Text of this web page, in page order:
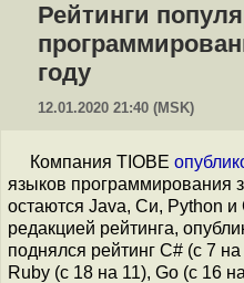
Рейтинги
году
12.01.2020 21:40 (MSK)
Компания TIOBE
языков программирования
остаются Java, Си, Python
редакцией рейтинга,
поднялся рейтинг C# (с 7
Ruby (с 18 на 11), Go (с 16